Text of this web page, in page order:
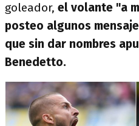
goleador, el volante "a
posteo algunos
que sin dar nombres
Benedetto.